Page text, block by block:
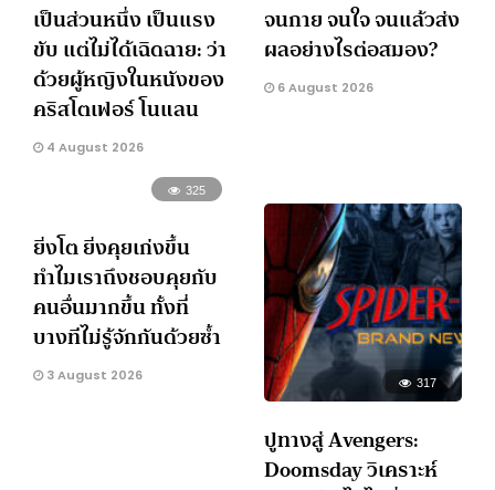
เป็นส่วนหนึ่ง เป็นแรง
ขับ แต่ไม่ได้เฉิดฉาย: ว่า
ด้วยผู้หญิงในหนังของ
คริสโตเฟอร์ โนแลน
4 August 2026
จนกาย จนใจ จนแล้วส่ง
ผลอย่างไรต่อสมอง?
6 August 2026
325
ยิ่งโต ยิ่งคุยเก่งขึ้น
ทำไมเราถึงชอบคุยกับ
คนอื่นมากขึ้น ทั้งที่
บางทีไม่รู้จักกันด้วยซ้ำ
3 August 2026 317
ปูทางสู่ Avengers:
Doomsday วิเคราะห์